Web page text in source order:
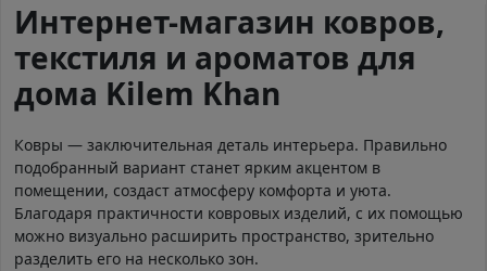
Интернет-магазин ковров,
текстиля и ароматов для
дома Kilem Khan
Ковры — заключительная деталь интерьера. Правильно
подобранный вариант станет ярким акцентом в
помещении, создаст атмосферу комфорта и уюта.
Благодаря практичности ковровых изделий, с их помощью
можно визуально расширить пространство, зрительно
разделить его на несколько зон.